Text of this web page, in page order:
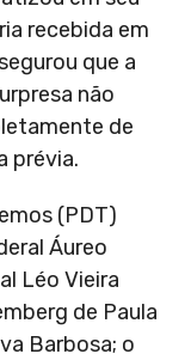
recebida em
que a
não
de
prévia.
(PDT)
Áureo
Léo Vieira
de Paula
Barbosa; o